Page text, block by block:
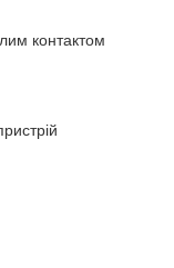
контактом